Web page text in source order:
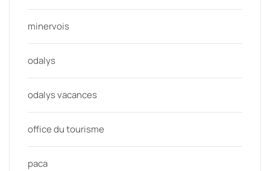
minervois
odalys
odalys vacances
office du tourisme
paca